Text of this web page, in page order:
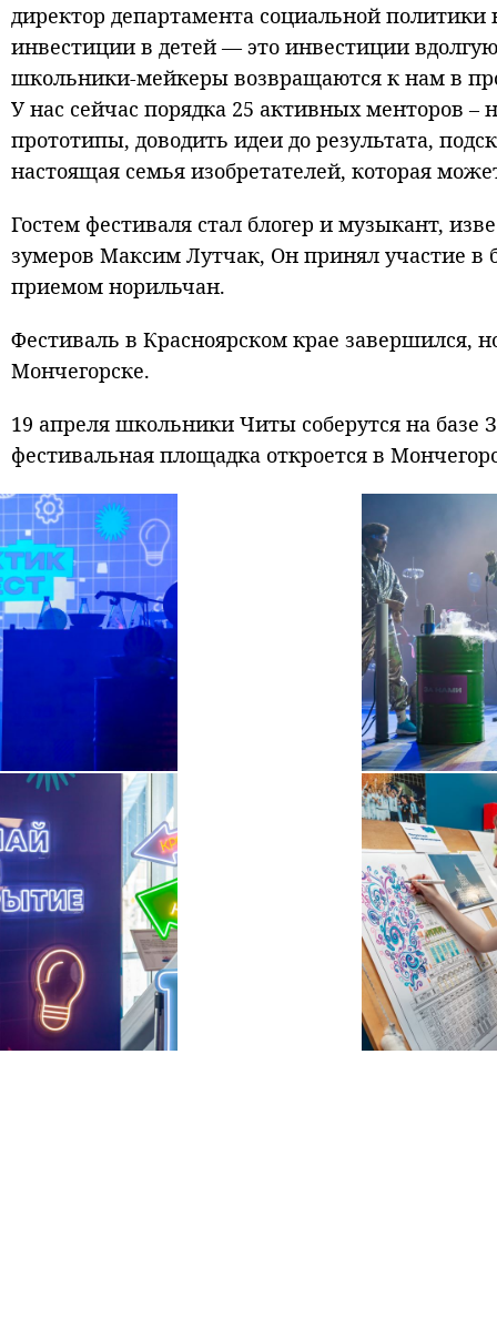
директор департамента социальной
инвестиции в детей — это инвестиции
школьники-мейкеры возвращаются к нам в
У нас сейчас порядка 25 активных менторов
прототипы, доводить идеи до результата,
настоящая семья изобретателей, которая
Гостем фестиваля стал блогер и музыкант,
зумеров Максим Лутчак, Он принял участие в
приемом норильчан.
Фестиваль в Красноярском крае завершился,
Мончегорске.
19 апреля школьники Читы соберутся на базе
фестивальная площадка откроется в